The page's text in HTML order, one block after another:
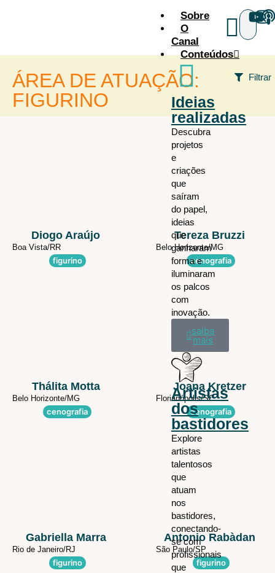
Sobre
O
Canal
Conteúdos
Ideias
realizadas
Descubra
projetos
e
criações
que
saíram
do papel,
ideias
que
ganharam
forma e
iluminaram
os palcos
com
inovação.
saiba
mais
Artistas
dos
bastidores
Explore
artistas
talentosos
que
atuam
nos
bastidores,
conectando-
se com
profissionais
que
ÁREA DE ATUAÇÃO:
FIGURINO
Filtrar
EstadoDiogo Araújo
Boa Vista/RR
figurino
Tereza Bruzzi
Belo Horizonte/MG
cenografia
Thálita Motta
Belo Horizonte/MG
cenografia
Joana Kretzer
Florianópolis/SC
cenografia
Gabriella Marra
Rio de Janeiro/RJ
figurino
Antonio Rabàdan
São Paulo/SP
figurino